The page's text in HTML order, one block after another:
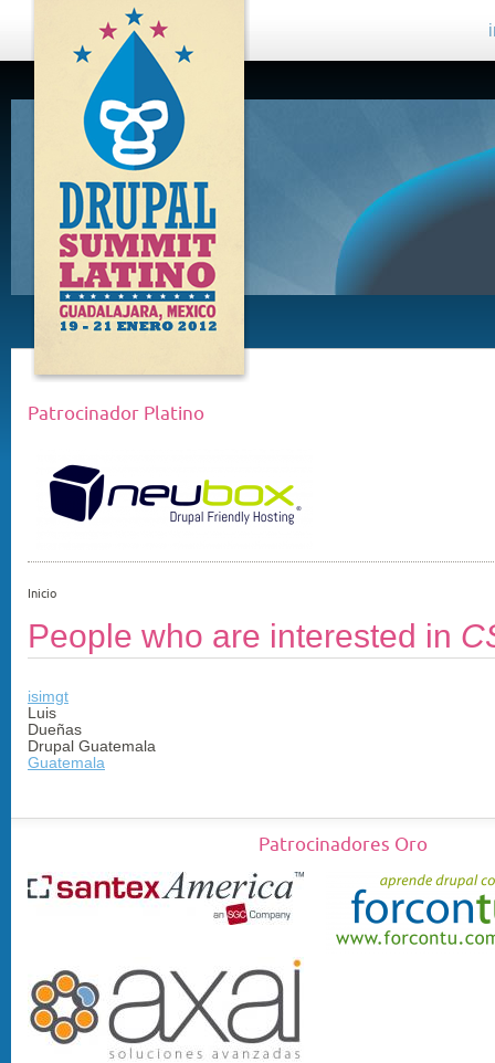
DRUPAL
SUMMIT
LATINO,
GUADALAJARA
2012
Patrocinador Platino
Inicio
People who are interested in
isimgt
Luis
Dueñas
Drupal Guatemala
Guatemala
Patrocinadores Oro